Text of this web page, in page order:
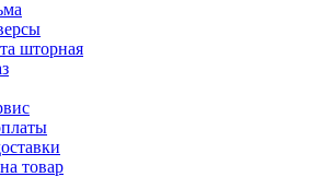
шторная
товар